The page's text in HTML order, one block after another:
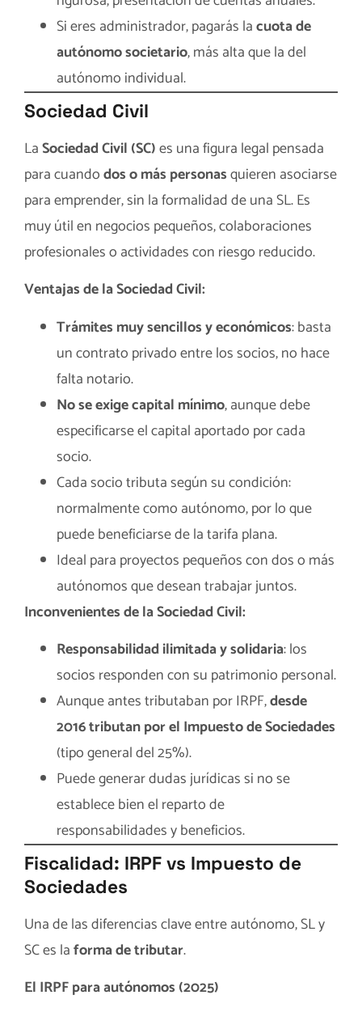
Si eres administrador, pagarás lacuota de
autónomo societario, más alta que la del
autónomo individual.
Sociedad Civil
LaSociedad Civil (SC)es una figura legal pensada
para cuandodos o más personasquieren asociarse
para emprender, sin la formalidad de una SL. Es
muy útil en negocios pequeños, colaboraciones
profesionales o actividades con riesgo reducido.
Ventajas de la Sociedad Civil:
Trámites muy sencillos y económicos: basta
un contrato privado entre los socios, no hace
falta notario.
No se exige capital mínimo, aunque debe
especificarse el capital aportado por cada
socio.
Cada socio tributa según su condición:
normalmente como autónomo, por lo que
puede beneficiarse de la tarifa plana.
Ideal para proyectos pequeños con dos o más
autónomos que desean trabajar juntos.
Inconvenientes de la Sociedad Civil:
Responsabilidad ilimitada y solidaria: los
socios responden con su patrimonio personal.
Aunque antes tributaban por IRPF,desde
2016 tributan por el Impuesto de Sociedades
(tipo general del 25%).
Puede generar dudas jurídicas si no se
establece bien el reparto de
responsabilidades y beneficios.
Fiscalidad: IRPF vs Impuesto de
Sociedades
Una de las diferencias clave entre autónomo, SL y
SC es laforma de tributar.
El IRPF para autónomos (2025)